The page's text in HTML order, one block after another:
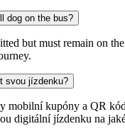
dog on the bus?
but must remain on
svou jízdenku?
mobilní kupóny a QR
digitální jízdenku na